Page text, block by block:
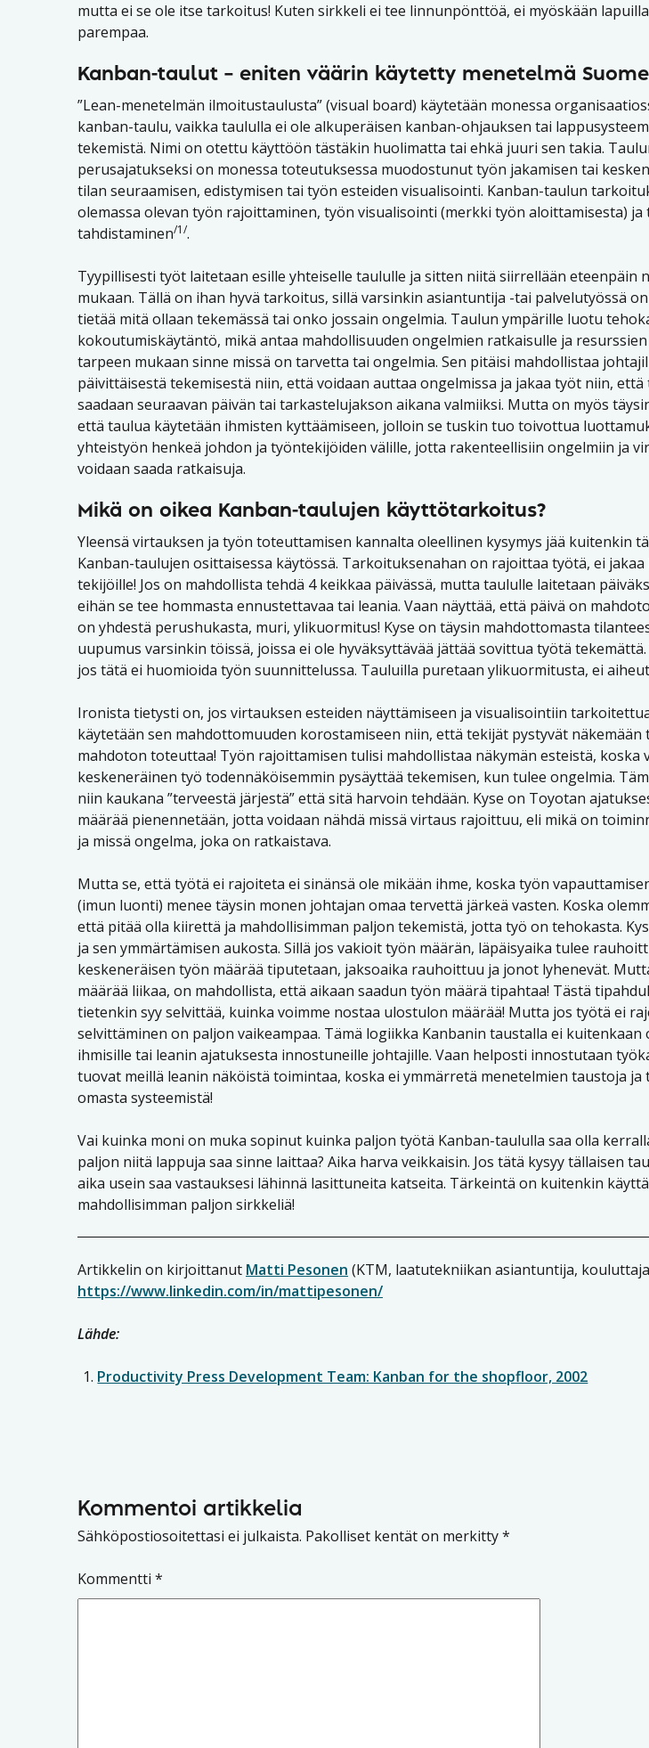
mutta ei se ole itse tarkoitus! Kuten sirkkeli ei tee linnunpönttöä, ei myöskään
parempaa.
Kanban-taulut – eniten väärin käytetty menetelmä
”Lean-menetelmän ilmoitustaulusta” (visual board) käytetään monessa
kanban-taulu, vaikka taululla ei ole alkuperäisen kanban-ohjauksen tai
tekemistä. Nimi on otettu käyttöön tästäkin huolimatta tai ehkä juuri sen takia.
perusajatukseksi on monessa toteutuksessa muodostunut työn jakamisen tai
tilan seuraamisen, edistymisen tai työn esteiden visualisointi. Kanban-taulun
olemassa olevan työn rajoittaminen, työn visualisointi (merkki työn aloittamisesta) ja
tahdistaminen/1/.
Tyypillisesti työt laitetaan esille yhteiselle taululle ja sitten niitä siirrellään eteenpäin
mukaan. Tällä on ihan hyvä tarkoitus, sillä varsinkin asiantuntija -tai palvelutyössä
tietää mitä ollaan tekemässä tai onko jossain ongelmia. Taulun ympärille luotu
kokoutumiskäytäntö, mikä antaa mahdollisuuden ongelmien ratkaisulle ja
tarpeen mukaan sinne missä on tarvetta tai ongelmia. Sen pitäisi mahdollistaa
päivittäisestä tekemisestä niin, että voidaan auttaa ongelmissa ja jakaa työt niin, että
saadaan seuraavan päivän tai tarkastelujakson aikana valmiiksi. Mutta on myös
että taulua käytetään ihmisten kyttäämiseen, jolloin se tuskin tuo toivottua
yhteistyön henkeä johdon ja työntekijöiden välille, jotta rakenteellisiin ongelmiin ja
voidaan saada ratkaisuja.
Mikä on oikea Kanban-taulujen käyttötarkoitus?
Yleensä virtauksen ja työn toteuttamisen kannalta oleellinen kysymys jää kuitenkin
Kanban-taulujen osittaisessa käytössä. Tarkoituksenahan on rajoittaa työtä, ei
tekijöille! Jos on mahdollista tehdä 4 keikkaa päivässä, mutta taululle laitetaan
eihän se tee hommasta ennustettavaa tai leania. Vaan näyttää, että päivä on
on yhdestä perushukasta, muri, ylikuormitus! Kyse on täysin mahdottomasta
uupumus varsinkin töissä, joissa ei ole hyväksyttävää jättää sovittua työtä tekemättä.
jos tätä ei huomioida työn suunnittelussa. Tauluilla puretaan ylikuormitusta, ei
Ironista tietysti on, jos virtauksen esteiden näyttämiseen ja visualisointiin
käytetään sen mahdottomuuden korostamiseen niin, että tekijät pystyvät näkemään
mahdoton toteuttaa! Työn rajoittamisen tulisi mahdollistaa näkymän esteistä, koska
keskeneräinen työ todennäköisemmin pysäyttää tekemisen, kun tulee ongelmia.
niin kaukana ”terveestä järjestä” että sitä harvoin tehdään. Kyse on Toyotan
määrää pienennetään, jotta voidaan nähdä missä virtaus rajoittuu, eli mikä on
ja missä ongelma, joka on ratkaistava.
Mutta se, että työtä ei rajoiteta ei sinänsä ole mikään ihme, koska työn
(imun luonti) menee täysin monen johtajan omaa tervettä järkeä vasten. Koska
että pitää olla kiirettä ja mahdollisimman paljon tekemistä, jotta työ on tehokasta.
ja sen ymmärtämisen aukosta. Sillä jos vakioit työn määrän, läpäisyaika tulee
keskeneräisen työn määrää tiputetaan, jaksoaika rauhoittuu ja jonot lyhenevät.
määrää liikaa, on mahdollista, että aikaan saadun työn määrä tipahtaa! Tästä
tietenkin syy selvittää, kuinka voimme nostaa ulostulon määrää! Mutta jos työtä ei
selvittäminen on paljon vaikeampaa. Tämä logiikka Kanbanin taustalla ei
ihmisille tai leanin ajatuksesta innostuneille johtajille. Vaan helposti innostutaan
tuovat meillä leanin näköistä toimintaa, koska ei ymmärretä menetelmien taustoja
omasta systeemistä!
Vai kuinka moni on muka sopinut kuinka paljon työtä Kanban-taululla saa olla
paljon niitä lappuja saa sinne laittaa? Aika harva veikkaisin. Jos tätä kysyy tällaisen
aika usein saa vastauksesi lähinnä lasittuneita katseita. Tärkeintä on kuitenkin
mahdollisimman paljon sirkkeliä!
Artikkelin on kirjoittanut Matti Pesonen (KTM, laatutekniikan asiantuntija,
https://www.linkedin.com/in/mattipesonen/
Lähde:
Productivity Press Development Team: Kanban for the shopfloor, 2002
Kommentoi artikkelia
Sähköpostiosoitettasi ei julkaista. Pakolliset kentät on merkitty*
Kommentti *